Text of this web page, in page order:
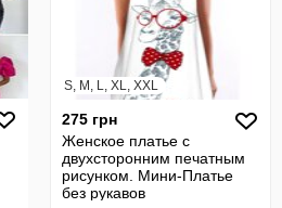
S, M, L, XL, XXL
275 грн
Женское платье с
двухсторонним печатным
рисунком. Мини-Платье
без рукавов